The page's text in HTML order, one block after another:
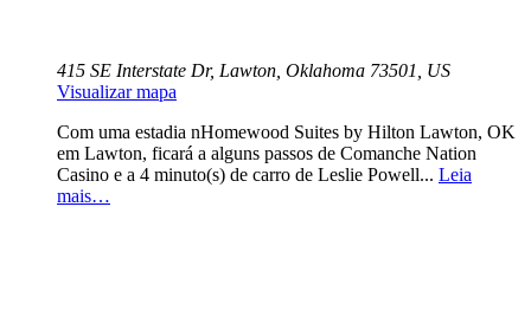
415 SE Interstate Dr, Lawton, Oklahoma 73501, US
Visualizar mapa
Com uma estadia nHomewood Suites by Hilton Lawton, OK
em Lawton, ficará a alguns passos de Comanche Nation
Casino e a 4 minuto(s) de carro de Leslie Powell... Leia
mais…